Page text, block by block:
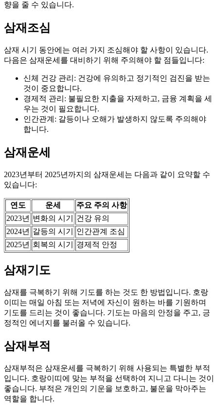
향을 줄 수 있습니다.
삼재조심
삼재 시기 동안에는 여러 가지 조심해야 할 사항이 있습니다.
다음은 삼재운세를 대비하기 위해 주의해야 할 점들입니다:
신체 건강 관리: 건강에 유의하고 정기적인 검진을 받는
것이 중요합니다.
경제적 관리: 불필요한 지출을 자제하고, 금융 계획을 세
우는 것이 필요합니다.
인간관계: 갈등이나 오해가 발생하지 않도록 주의해야
합니다.
삼재운세
2023년부터 2025년까지의 삼재운세는 다음과 같이 요약할 수
있습니다:
연도 운세
주요 주의 사항
2023년 변화의 시기
건강 유의
2024년 갈등의 시기
인간관계 조심
2025년 회복의 시기 경제적 안정
삼재기도
삼재를 극복하기 위해 기도를 하는 것도 한 방법입니다. 호랑
이띠는 매일 아침 또는 저녁에 자신이 원하는 바를 기원하며
기도를 드리는 것이 좋습니다. 기도는 마음의 안정을 주고, 긍
정적인 에너지를 불러올 수 있습니다.
삼재부적
삼재부적은 삼재운세를 극복하기 위해 사용되는 특별한 부적
입니다. 호랑이띠에 맞는 부적을 선택하여 지니고 다니는 것이
좋습니다. 부적은 개인의 기운을 보호하고, 불운을 막아주는
역할을 합니다.